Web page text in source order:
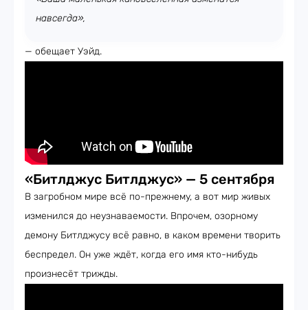
навсегда»,
— обещает Уэйд.
«Битлджус Битлджус» — 5 сентября
В загробном мире всё по-прежнему, а вот мир живых
изменился до неузнаваемости. Впрочем, озорному
демону Битлджусу всё равно, в каком времени творить
беспредел. Он уже ждёт, когда его имя кто-нибудь
произнесёт трижды.